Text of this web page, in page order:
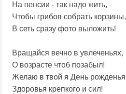
На пенсии - так надо жить,
Чтобы грибов собрать корзины,
В сеть сразу фото выложить!
Вращайся вечно в увлеченьях,
О возрасте чтоб позабыл!
Желаю в твой я День рожденья
Здоровья крепкого и сил!